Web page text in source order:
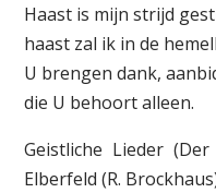
Haast is mijn strijd
haast zal ik in de
U brengen dank,
die U behoort alleen.
Geistliche Lieder
Elberfeld (R.